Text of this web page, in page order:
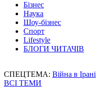
Бізнес
Наука
Шоу-бізнес
Спорт
Lifestyle
БЛОГИ ЧИТАЧІВ
СПЕЦТЕМА: Війна в Ірані
ВСІ ТЕМИ